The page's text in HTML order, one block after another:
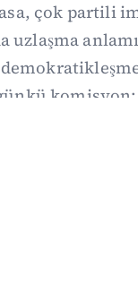
çok partili
uzlaşma